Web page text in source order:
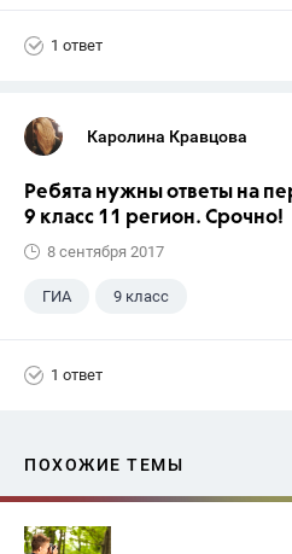
1 ответ
Каролина Кравцова
Ребята нужны ответы на
9 класс 11 регион. Срочно!
8 сентября 2017
ГИА 9 класс
1 ответ
ПОХОЖИЕ ТЕМЫ